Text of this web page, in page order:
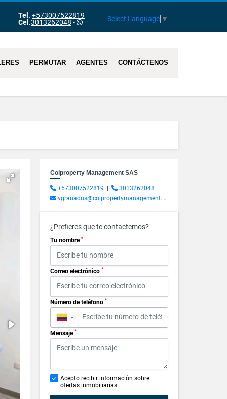
Tel. +573007522819
Cel.3013262048 - Select Language ▼
PERMUTAR AGENTES CONTÁCTENOS
Colproperty Management SAS
+573007522819
3013262048
vgranados@colpropertymanagement.com.co
¿Prefieres que te contactemos?
Tu nombre *
Correo electrónico *
Número de teléfono *
▼
Mensaje *
Acepto recibir información sobre
ofertas inmobiliarias